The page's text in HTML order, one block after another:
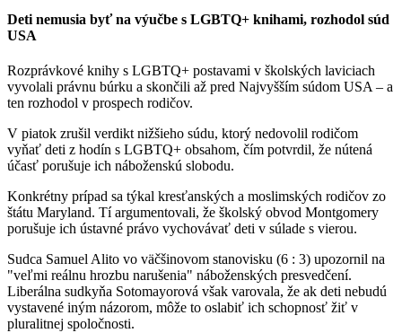
Deti nemusia byť na výučbe s LGBTQ+ knihami, rozhodol súd
USA
Rozprávkové knihy s LGBTQ+ postavami v školských laviciach
vyvolali právnu búrku a skončili až pred Najvyšším súdom USA – a
ten rozhodol v prospech rodičov.
V piatok zrušil verdikt nižšieho súdu, ktorý nedovolil rodičom
vyňať deti z hodín s LGBTQ+ obsahom, čím potvrdil, že nútená
účasť porušuje ich náboženskú slobodu.
Konkrétny prípad sa týkal kresťanských a moslimských rodičov zo
štátu Maryland. Tí argumentovali, že školský obvod Montgomery
porušuje ich ústavné právo vychovávať deti v súlade s vierou.
Sudca Samuel Alito vo väčšinovom stanovisku (6 : 3) upozornil na
"veľmi reálnu hrozbu narušenia" náboženských presvedčení.
Liberálna sudkyňa Sotomayorová však varovala, že ak deti nebudú
vystavené iným názorom, môže to oslabiť ich schopnosť žiť v
pluralitnej spoločnosti.